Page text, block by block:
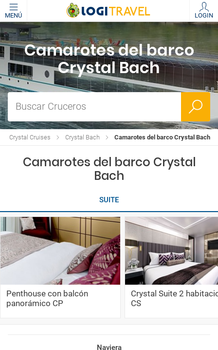
MENÚ LOGIN
Camarotes del barco
Crystal Bach
Buscar Cruceros
Camarotes del barco Crystal Bach
Crystal Bach
Crystal Cruises
Camarotes del barco Crystal
Bach
SUITE
Penthouse con balcón
panorámico CP
Crystal Suite 2
CS
Naviera